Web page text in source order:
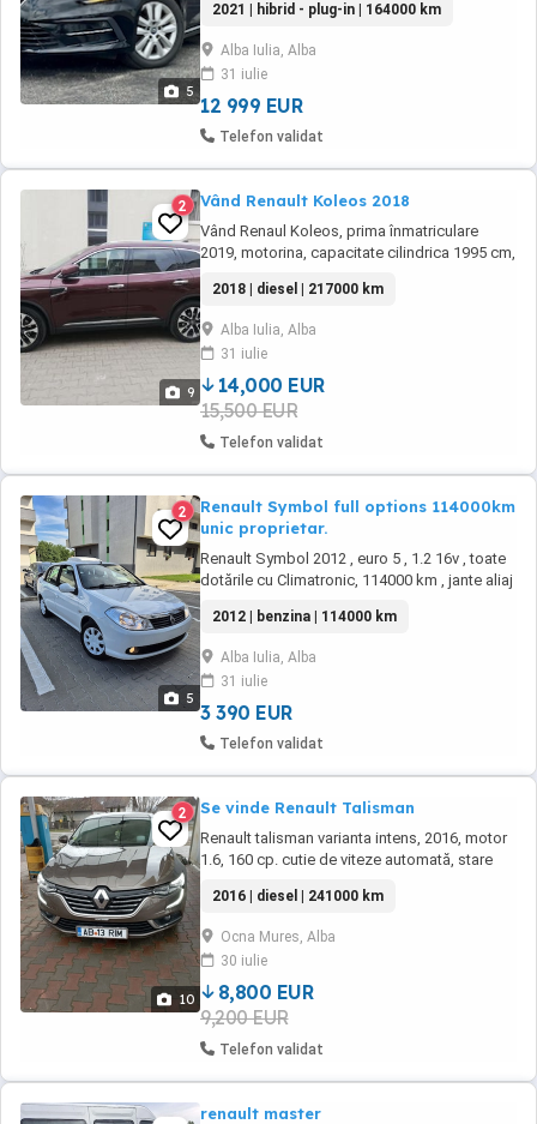
5
oraș + drum lung, cu consum redus și rulare
silențioasă în mod electric. - Motor 1.6 Plug-in
Hybrid - An fabricație: 10.2021 - Kilometraj:
164.000 km (reali) - Autonomie electrică: ...
2021 | hibrid - plug-in | 164000 km
Alba Iulia, Alba
31 iulie
12 999 EUR
Telefon validat
9
2 Vând Renault Koleos 2018
Vând Renaul Koleos, prima înmatriculare
2019, motorina, capacitate cilindrica 1995 cm,
poate selecta 4x4, 4x4 auto sau 2x2), cutie
automată, pilot automat adaptiv, geamuri
electrice fata-spate, oglinzi electrice,
navigație full Europa, scaune din piele, ...
2018 | diesel | 217000 km
Alba Iulia, Alba
31 iulie
14,000 EUR
15,500 EUR
Telefon validat
5
2
Renault Symbol full options 114000km
unic proprietar.
Renault Symbol 2012 , euro 5 , 1.2 16v , toate
dotările cu Climatronic, 114000 km , jante aliaj
rugină , fara probleme tehnice , acte la zi ,
distribuție noua , ulei și filtre noi , fara
schimburi.
2012 | benzina | 114000 km
Alba Iulia, Alba
31 iulie
3 390 EUR
Telefon validat
10
2 Se vinde Renault Talisman
Renault talisman varianta intens, 2016, motor
1.6, 160 cp. cutie de viteze automată, stare
textil)foarte bine îngrijit. lumini ambientale,
jante de aliaj pe 18 cu, cauciucuri all seeson
noi. distribuția pe lanț schimbată, uleiul in
cutie schimbat, toate reviziile ...
2016 | diesel | 241000 km
Ocna Mures, Alba
30 iulie
8,800 EUR
9,200 EUR
Telefon validat
renault master